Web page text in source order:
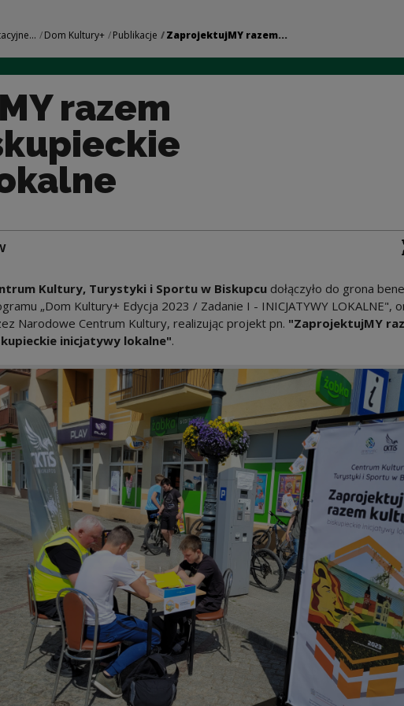
- biskupieckie
Dom Kultury+ Publikacje ZaprojektujMY razem...
razem
Kultury, Turystyki i Sportu w Biskupcudołączyło do grona
„Dom Kultury+ Edycja 2023 / Zadanie I - INICJATYWY LOKALNE",
Narodowe Centrum Kultury, realizując projekt pn. "ZaprojektujMY
inicjatywy lokalne".